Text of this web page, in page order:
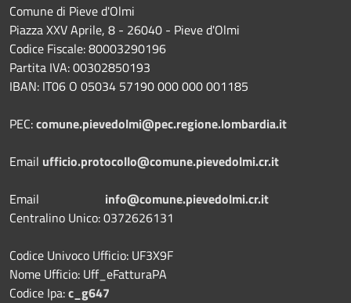
Comune di Pieve d'Olmi
Piazza XXV Aprile, 8 - 26040 - Pieve d'Olmi
Codice Fiscale: 80003290196
Partita IVA: 00302850193
IBAN: IT06 O 05034 57190 000 000 001185
PEC:comune.pievedolmi@pec.regione.lombardia.it
Email ufficio.protocollo@comune.pievedolmi.cr.it
Email info@comune.pievedolmi.cr.it
Centralino Unico: 0372626131
Codice Univoco Ufficio: UF3X9F
Nome Ufficio: Uff_eFatturaPA
Codice Ipa:c_g647